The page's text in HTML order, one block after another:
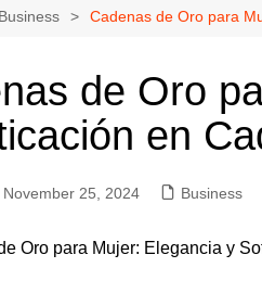
Business Cadenas de Oro para
de Oro
en
November 25, 2024 Business